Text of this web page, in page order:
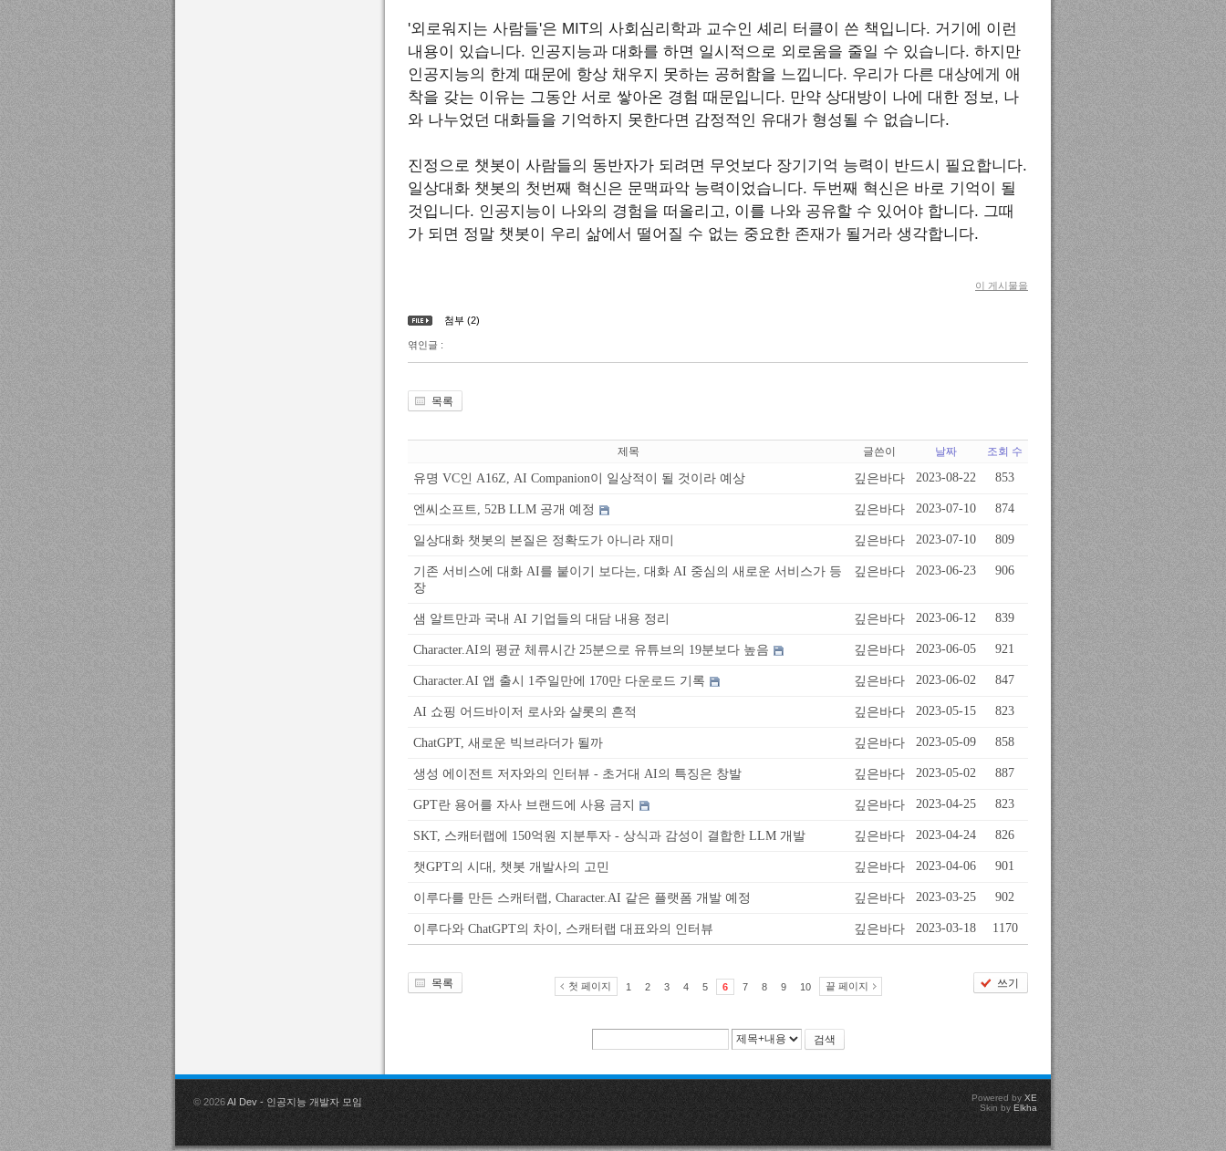
'외로워지는 사람들'은 MIT의 사회심리학과 교수인 셰리 터클이 쓴 책입니다. 거기에 이런
내용이 있습니다. 인공지능과 대화를 하면 일시적으로 외로움을 줄일 수 있습니다. 하지만
인공지능의 한계 때문에 항상 채우지 못하는 공허함을 느낍니다. 우리가 다른 대상에게 애
착을 갖는 이유는 그동안 서로 쌓아온 경험 때문입니다. 만약 상대방이 나에 대한 정보, 나
와 나누었던 대화들을 기억하지 못한다면 감정적인 유대가 형성될 수 없습니다.
진정으로 챗봇이 사람들의 동반자가 되려면 무엇보다 장기기억 능력이 반드시 필요합니다.
일상대화 챗봇의 첫번째 혁신은 문맥파악 능력이었습니다. 두번째 혁신은 바로 기억이 될
것입니다. 인공지능이 나와의 경험을 떠올리고, 이를 나와 공유할 수 있어야 합니다. 그때
가 되면 정말 챗봇이 우리 삶에서 떨어질 수 없는 중요한 존재가 될거라 생각합니다.
이 게시물을
첨부 (2)
엮인글 :
목록
제목 글쓴이 날짜 조회 수
유명 VC인 A16Z, AI Companion이 일상적이 될 것이라 예상 깊은바다 2023-08-22 853
엔씨소프트, 52B LLM 공개 예정 깊은바다 2023-07-10 874
일상대화 챗봇의 본질은 정확도가 아니라 재미 깊은바다 2023-07-10 809
기존 서비스에 대화 AI를 붙이기 보다는, 대화 AI 중심의 새로운 서비스가 등
장
깊은바다 2023-06-23 906
샘 알트만과 국내 AI 기업들의 대담 내용 정리 깊은바다 2023-06-12 839
Character.AI의 평균 체류시간 25분으로 유튜브의 19분보다 높음 깊은바다 2023-06-05 921
Character.AI 앱 출시 1주일만에 170만 다운로드 기록 깊은바다 2023-06-02 847
AI 쇼핑 어드바이저 로사와 샬롯의 흔적 깊은바다 2023-05-15 823
ChatGPT, 새로운 빅브라더가 될까 깊은바다 2023-05-09 858
생성 에이전트 저자와의 인터뷰 - 초거대 AI의 특징은 창발 깊은바다 2023-05-02 887
GPT란 용어를 자사 브랜드에 사용 금지 깊은바다 2023-04-25 823
SKT, 스캐터랩에 150억원 지분투자 - 상식과 감성이 결합한 LLM 개발 깊은바다 2023-04-24 826
챗GPT의 시대, 챗봇 개발사의 고민 깊은바다 2023-04-06 901
이루다를 만든 스캐터랩, Character.AI 같은 플랫폼 개발 예정 깊은바다 2023-03-25 902
이루다와 ChatGPT의 차이, 스캐터랩 대표와의 인터뷰 깊은바다 2023-03-18 1170
목록 쓰기
첫 페이지 1 2 3 4 5 6 7 8 9 10 끝 페이지
검색
© 2026AI Dev - 인공지능 개발자 모임 Powered by XE
Skin by Elkha